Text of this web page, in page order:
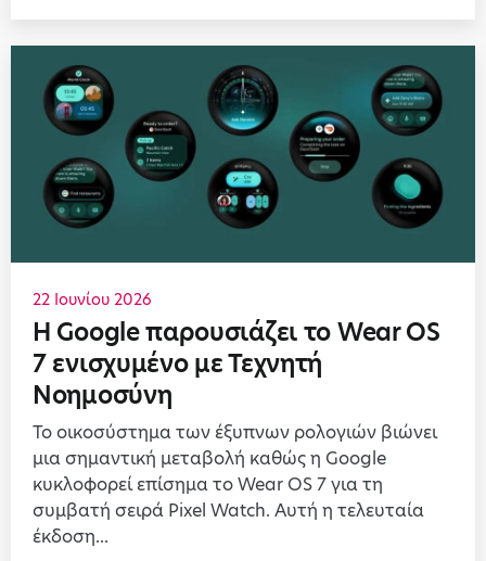
22 Ιουνίου 2026
Η Google παρουσιάζει το Wear OS
7 ενισχυμένο με Τεχνητή
Νοημοσύνη
Το οικοσύστημα των έξυπνων ρολογιών βιώνει
μια σημαντική μεταβολή καθώς η Google
κυκλοφορεί επίσημα το Wear OS 7 για τη
συμβατή σειρά Pixel Watch. Αυτή η τελευταία
έκδοση...